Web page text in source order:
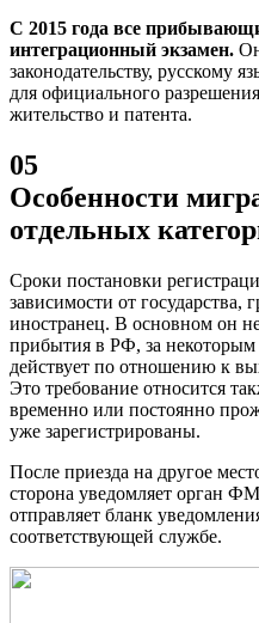
С 2015 года все
интеграционный экзамен.
законодательству, русскому
для официального
жительство и патента.
05
Особенности
отдельных
Сроки постановки
зависимости от государства,
иностранец. В основном он
прибытия в РФ, за
действует по отношению к
Это требование относится
временно или постоянно
уже зарегистрированы.
После приезда на другое
сторона уведомляет орган
отправляет бланк
соответствующей службе.